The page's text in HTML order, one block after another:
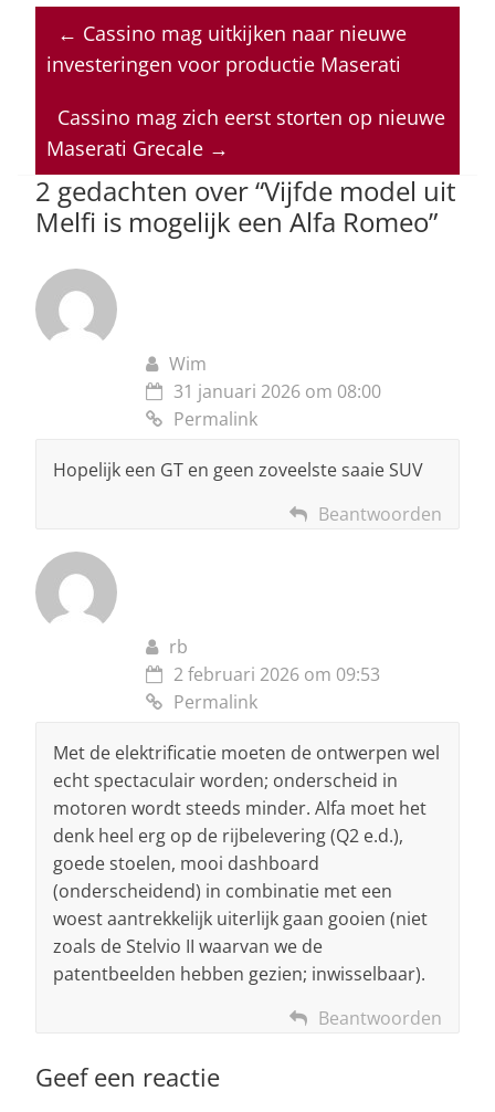
at
s
p
p
c
e
b
o
o
k
k
e
dI
n
re
a
s
ai
l
← Cassino mag uitkijken naar nieuwe
investeringen voor productie Maserati
Cassino mag zich eerst storten op nieuwe
Maserati Grecale →
2 gedachten over “Vijfde model uit
Melfi is mogelijk een Alfa Romeo”
Wim
31 januari 2026 om 08:00
Permalink
Hopelijk een GT en geen zoveelste saaie SUV
Beantwoorden
rb
2 februari 2026 om 09:53
Permalink
Met de elektrificatie moeten de ontwerpen wel
echt spectaculair worden; onderscheid in
motoren wordt steeds minder. Alfa moet het
denk heel erg op de rijbelevering (Q2 e.d.),
goede stoelen, mooi dashboard
(onderscheidend) in combinatie met een
woest aantrekkelijk uiterlijk gaan gooien (niet
zoals de Stelvio II waarvan we de
patentbeelden hebben gezien; inwisselbaar).
Beantwoorden
Geef een reactie